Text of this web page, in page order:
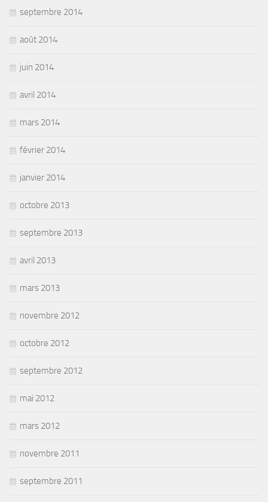
septembre 2014
août 2014
juin 2014
avril 2014
mars 2014
février 2014
janvier 2014
octobre 2013
septembre 2013
avril 2013
mars 2013
novembre 2012
octobre 2012
septembre 2012
mai 2012
mars 2012
novembre 2011
septembre 2011